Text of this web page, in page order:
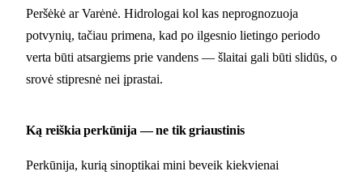
Peršėkė ar Varėnė. Hidrologai kol kas neprognozuoja
potvynių, tačiau primena, kad po ilgesnio lietingo periodo
verta būti atsargiems prie vandens — šlaitai gali būti slidūs, o
srovė stipresnė nei įprastai.
Ką reiškia perkūnija — ne tik griaustinis
Perkūnija, kurią sinoptikai mini beveik kiekvienai